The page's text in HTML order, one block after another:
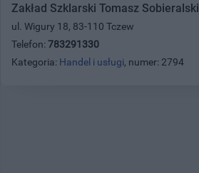
Zakład Szklarski Tomasz Sobieralski
ul. Wigury 18, 83-110 Tczew
Telefon: 783291330
Kategoria: Handel i usługi, numer: 2794